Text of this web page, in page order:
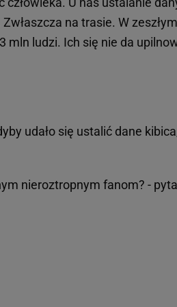
na trasie. W zeszłym
mln ludzi. Ich się nie da
udało się ustalić dane
nieroztropnym fanom? -